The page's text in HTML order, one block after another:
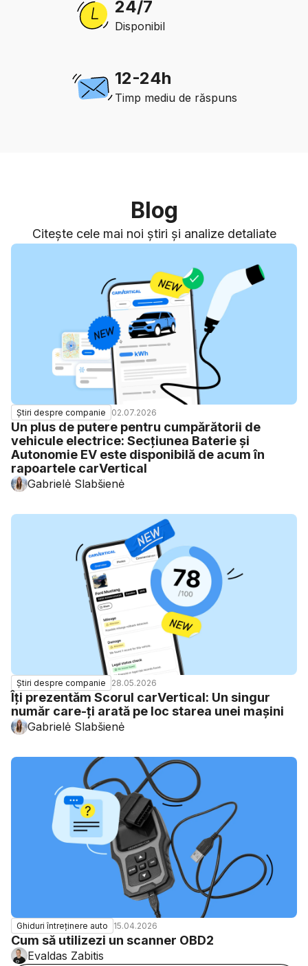
24/7
Disponibil
12-24h
Timp mediu de răspuns
Blog
Citește cele mai noi știri și analize detaliate
Știri despre companie 02.07.2026
Un plus de putere pentru cumpărătorii de
vehicule electrice: Secțiunea Baterie și
Autonomie EV este disponibilă de acum în
rapoartele carVertical
Gabrielė Slabšienė
Știri despre companie 28.05.2026
Îți prezentăm Scorul carVertical: Un singur
număr care-ți arată pe loc starea unei mașini
Gabrielė Slabšienė
Ghiduri întreținere auto 15.04.2026
Cum să utilizezi un scanner OBD2
Evaldas Zabitis